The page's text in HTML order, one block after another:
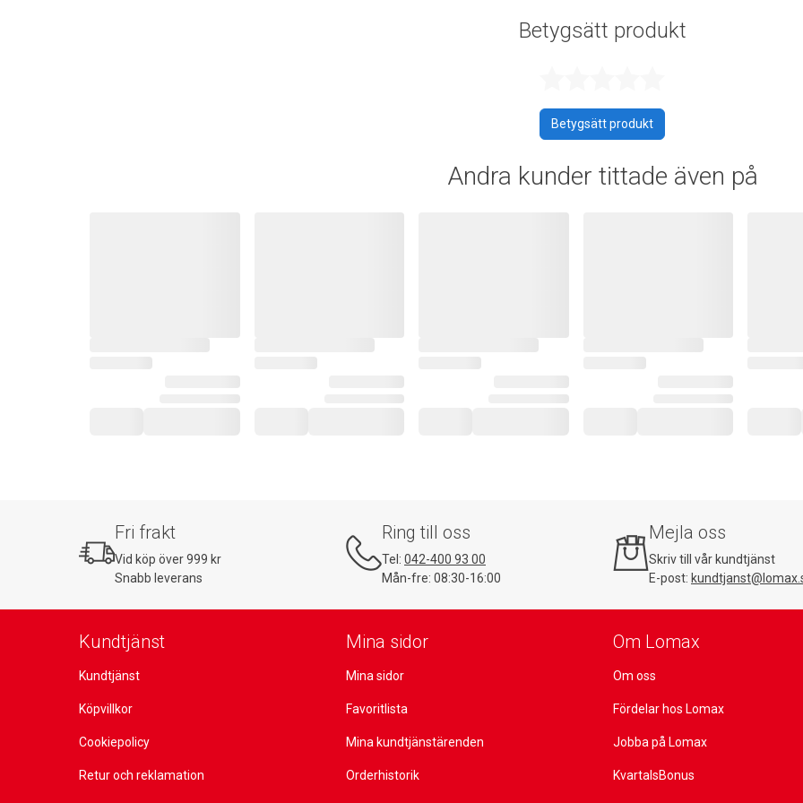
Betygsätt produkt
Betygsätt produkt
Andra kunder tittade även på
Fri frakt
Vid köp över 999 kr
Snabb leverans
Ring till oss
Tel: 042-400 93 00
Mån-fre: 08:30-16:00
Mejla oss
Skriv till vår kundtjänst
E-post:
Kundtjänst
Kundtjänst
Köpvillkor
Cookiepolicy
Retur och reklamation
Mina sidor
Mina sidor
Favoritlista
Mina kundtjänstärenden
Orderhistorik
Om Lomax
Om oss
Fördelar hos Lomax
Jobba på Lomax
KvartalsBonus